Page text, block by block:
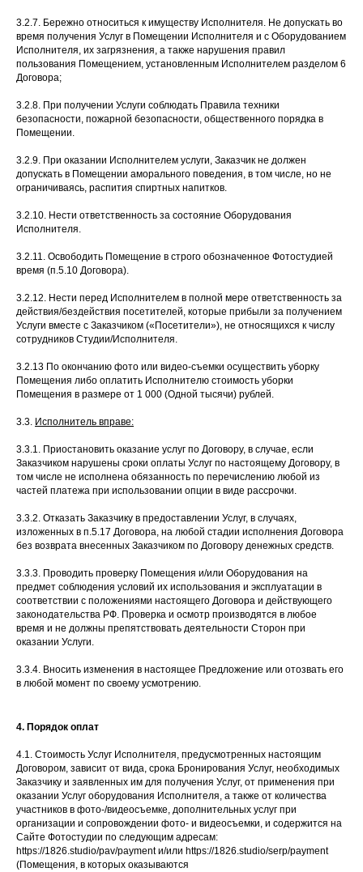
3.2.7. Бережно относиться к имуществу Исполнителя. Не допускать во
время получения Услуг в Помещении Исполнителя и с Оборудованием
Исполнителя, их загрязнения, а также нарушения правил
пользования Помещением, установленным Исполнителем разделом 6
Договора;
3.2.8. При получении Услуги соблюдать Правила техники
безопасности, пожарной безопасности, общественного порядка в
Помещении.
3.2.9. При оказании Исполнителем услуги, Заказчик не должен
допускать в Помещении аморального поведения, в том числе, но не
ограничиваясь, распития спиртных напитков.
3.2.10. Нести ответственность за состояние Оборудования
Исполнителя.
3.2.11. Освободить Помещение в строго обозначенное Фотостудией
время (п.5.10 Договора).
3.2.12. Нести перед Исполнителем в полной мере ответственность за
действия/бездействия посетителей, которые прибыли за получением
Услуги вместе с Заказчиком («Посетители»), не относящихся к числу
сотрудников Студии/Исполнителя.
3.2.13 По окончанию фото или видео-съемки осуществить уборку
Помещения либо оплатить Исполнителю стоимость уборки
Помещения в размере от 1 000 (Одной тысячи) рублей.
3.3. Исполнитель вправе:
3.3.1. Приостановить оказание услуг по Договору, в случае, если
Заказчиком нарушены сроки оплаты Услуг по настоящему Договору, в
том числе не исполнена обязанность по перечислению любой из
частей платежа при использовании опции в виде рассрочки.
3.3.2. Отказать Заказчику в предоставлении Услуг, в случаях,
изложенных в п.5.17 Договора, на любой стадии исполнения Договора
без возврата внесенных Заказчиком по Договору денежных средств.
3.3.3. Проводить проверку Помещения и/или Оборудования на
предмет соблюдения условий их использования и эксплуатации в
соответствии с положениями настоящего Договора и действующего
законодательства РФ. Проверка и осмотр производятся в любое
время и не должны препятствовать деятельности Сторон при
оказании Услуги.
3.3.4. Вносить изменения в настоящее Предложение или отозвать его
в любой момент по своему усмотрению.
4. Порядок оплат
4.1. Стоимость Услуг Исполнителя, предусмотренных настоящим
Договором, зависит от вида, срока Бронирования Услуг, необходимых
Заказчику и заявленных им для получения Услуг, от применения при
оказании Услуг оборудования Исполнителя, а также от количества
участников в фото-/видеосъемке, дополнительных услуг при
организации и сопровождении фото- и видеосъемки, и содержится на
Сайте Фотостудии по следующим адресам:
https://1826.studio/pav/payment и/или https://1826.studio/serp/payment
(Помещения, в которых оказываются